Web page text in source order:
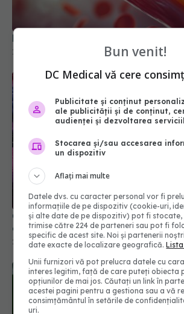
Pastila care reduce colesterolul
18 mar 2026, 13:58
Ce trebuie să știi dacă iei
asupra întregului organism
27 mai 2026, 10:18
Bun venit!
DC Medical vă cere
Publicitate și conținut
ale publicității și de conținut,
audienței și dezvoltarea
Stocarea și/sau accesarea
un dispozitiv
Aflați mai multe
Datele dvs. cu caracter personal vor fi
informațiile de pe dispozitiv (cookie-uri,
și alte date de pe dispozitiv) pot fi stocate,
trimise către 224 de parteneri sau pot fi
specific de acest site. Noi și partenerii
date exacte de localizare geografică.
Unii furnizori vă pot prelucra datele cu
interes legitim, față de care puteți obiecta
opțiunilor de mai jos. Căutați un link în
acestei pagini pentru a gestiona sau a vă
consimțământul în setările de
uri.